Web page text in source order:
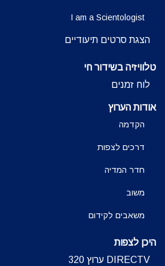
I am a Scientologist
הצגת סרטים תיעודיים
טלוויזיה בשידור חי
לוח זמנים
אודות הערוץ
הקדמה
דרכים לצפות
חדר המדיה
משוב
משאבים לקידום
היכן לצפות
DIRECTV ערוץ 320